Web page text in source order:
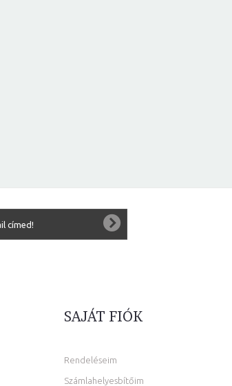
SAJÁT FIÓK
Rendeléseim
Számlahelyesbítőim